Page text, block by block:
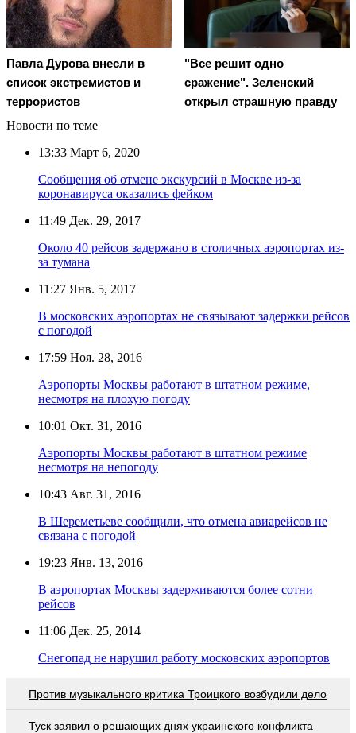
Павла Дурова внесли в
список экстремистов и
террористов
"Все решит одно
сражение". Зеленский
открыл страшную правду
Новости по теме
13:33 Март 6, 2020
Сообщения об отмене экскурсий в Москве из-за
коронавируса оказались фейком
11:49 Дек. 29, 2017
Около 40 рейсов задержано в столичных аэропортах из-
за тумана
11:27 Янв. 5, 2017
В московских аэропортах не связывают задержки рейсов
с погодой
17:59 Ноя. 28, 2016
Аэропорты Москвы работают в штатном режиме,
несмотря на плохую погоду
10:01 Окт. 31, 2016
Аэропорты Москвы работают в штатном режиме
несмотря на непогоду
10:43 Авг. 31, 2016
В Шереметьеве сообщили, что отмена авиарейсов не
связана с погодой
19:23 Янв. 13, 2016
В аэропортах Москвы задерживаются более сотни
рейсов
11:06 Дек. 25, 2014
Снегопад не нарушил работу московских аэропортов
Против музыкального критика Троицкого возбудили дело
Туск заявил о решающих днях украинского конфликта